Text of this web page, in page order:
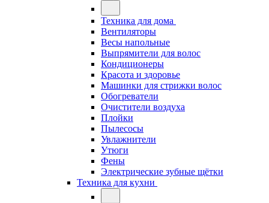
Техника для дома
Вентиляторы
Весы напольные
Выпрямители для волос
Кондиционеры
Красота и здоровье
Машинки для стрижки волос
Обогреватели
Очистители воздуха
Плойки
Пылесосы
Увлажнители
Утюги
Фены
Электрические зубные щётки
Техника для кухни